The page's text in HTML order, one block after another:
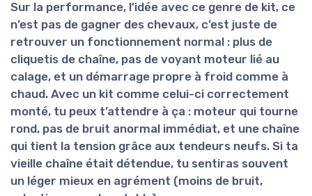
Sur la performance, l’idée avec ce genre de kit, ce
n’est pas de gagner des chevaux, c’est juste de
retrouver un fonctionnement normal : plus de
cliquetis de chaîne, pas de voyant moteur lié au
calage, et un démarrage propre à froid comme à
chaud. Avec un kit comme celui-ci correctement
monté, tu peux t’attendre à ça : moteur qui tourne
rond, pas de bruit anormal immédiat, et une chaîne
qui tient la tension grâce aux tendeurs neufs. Si ta
vieille chaîne était détendue, tu sentiras souvent
un léger mieux en agrément (moins de bruit,